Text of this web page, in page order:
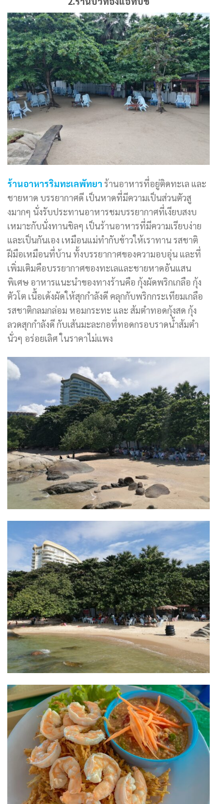
ร้านอาหารริมทะเลพัทยา ร้านอาหารที่อยู่ติดทะเล และ
ชายหาด บรรยากาศดี เป็นหาดที่มีความเป็นส่วนตัวสู
งมากๆ นั่งรับประทานอาหารชมบรรยากาศที่เงียบสงบ
เหมาะกับนั่งทานชิลๆ เป็นร้านอาหารที่มีความเรียบง่าย
และเป็นกันเอง เหมือนแม่ทำกับข้าวให้เราทาน รสชาติ
ฝีมือเหมือนที่บ้าน ทั้งบรรยากาศของความอบอุ่น และที่
เพิ่มเติมคือบรรยากาศของทะเลและชายหาดอันแสน
พิเศษ อาหารแนะนำของทางร้านคือ กุ้งผัดพริกเกลือ กุ้ง
ตัวโต เนื้อเด้งผัดให้สุกกำลังดี คลุกกับพริกกระเทียมเกลือ
รสชาติกลมกล่อม หอมกระทะ และ ส้มตำทอดกุ้งสด กุ้ง
ลวดสุกกำลังดี กับเส้นมะละกอที่ทอดกรอบราดน้ำส้มตำ
นั่วๆ อร่อยเลิศ ในราคาไม่แพง